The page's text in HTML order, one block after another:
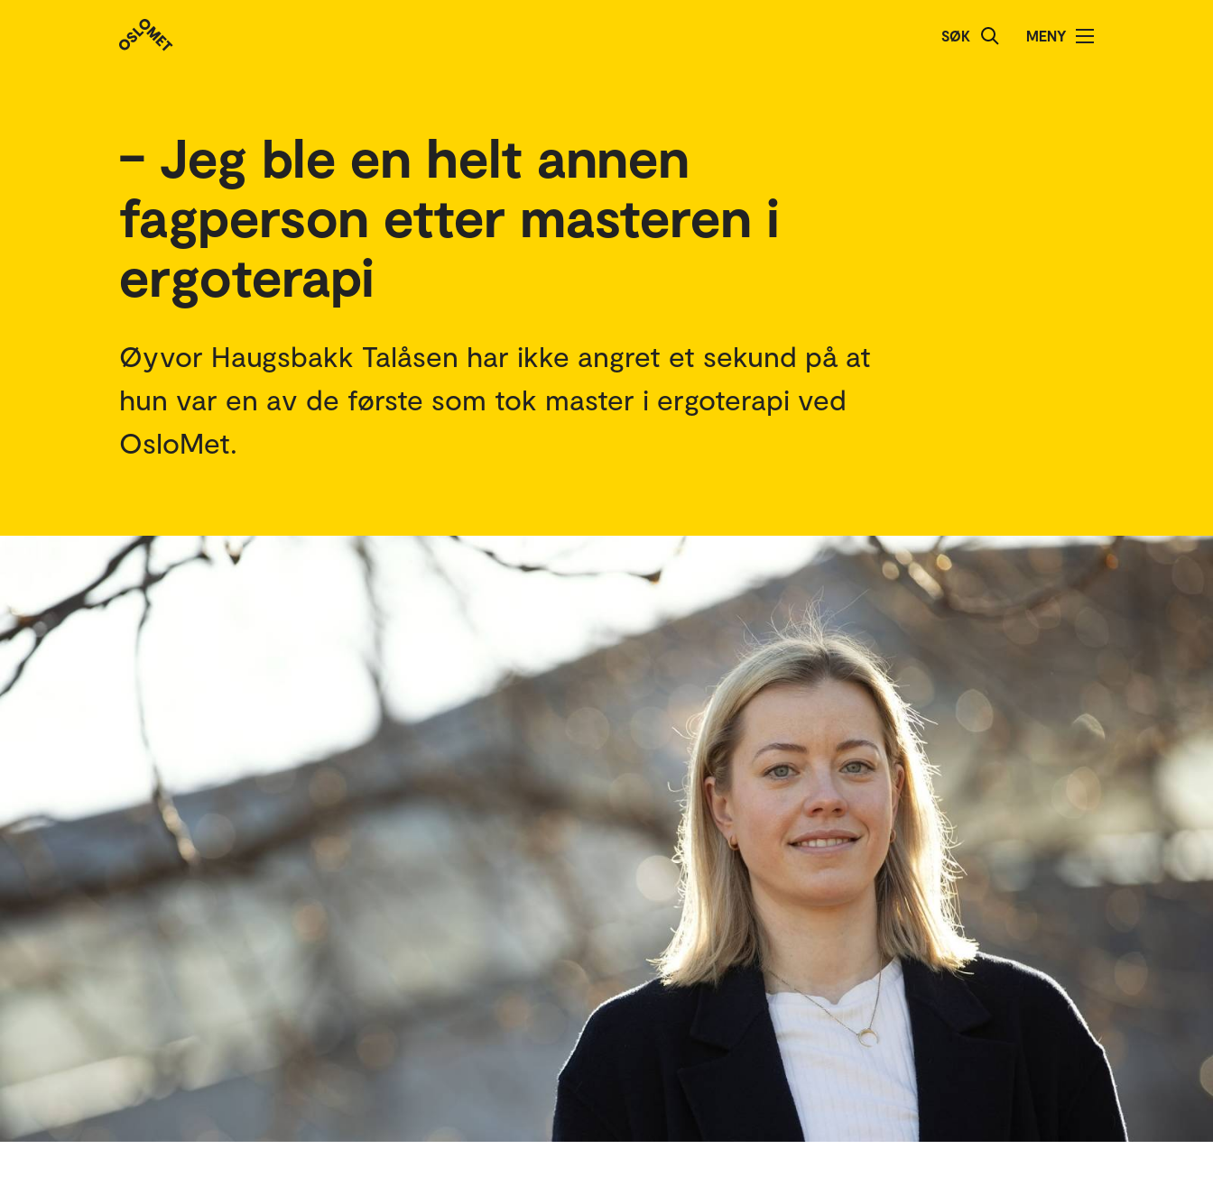
SØK MENY
Studenthistorier
– Jeg ble en helt annen
fagperson etter masteren i
ergoterapi
Øyvor Haugsbakk Talåsen har ikke angret et sekund på at
hun var en av de første som tok master i ergoterapi ved
OsloMet.